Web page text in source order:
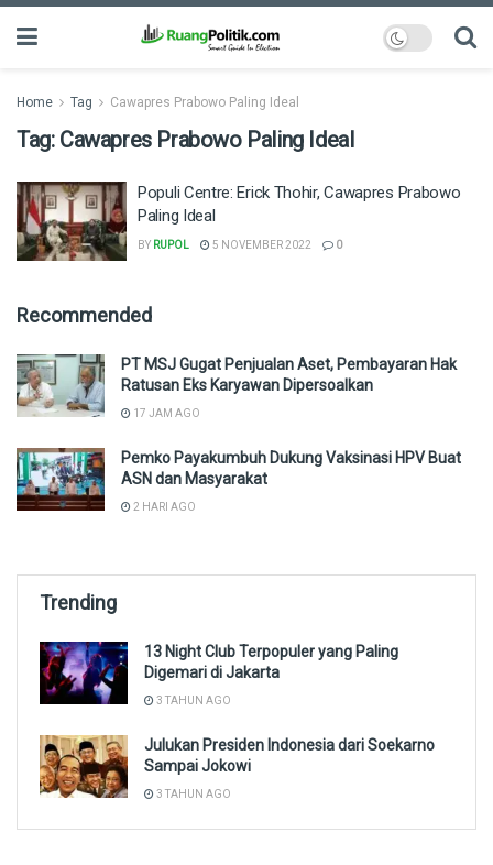
Home Tag Cawapres Prabowo Paling Ideal
Tag: Cawapres Prabowo Paling Ideal
Populi Centre: Erick Thohir, Cawapres Prabowo
Paling Ideal
BY RUPOL 5 NOVEMBER 2022 0
Recommended
PT MSJ Gugat Penjualan Aset, Pembayaran Hak
Ratusan Eks Karyawan Dipersoalkan
17 JAM AGO
Pemko Payakumbuh Dukung Vaksinasi HPV Buat
ASN dan Masyarakat
2 HARI AGO
Trending
13 Night Club Terpopuler yang Paling
Digemari di Jakarta
3 TAHUN AGO
Julukan Presiden Indonesia dari Soekarno
Sampai Jokowi
3 TAHUN AGO